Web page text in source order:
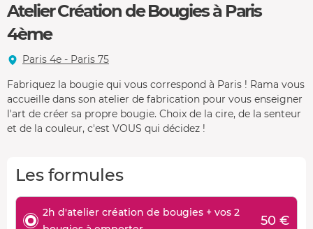
Atelier Création de Bougies à Paris
4ème
Paris 4e - Paris 75
Fabriquez la bougie qui vous correspond à Paris ! Rama vous
accueille dans son atelier de fabrication pour vous enseigner
l'art de créer sa propre bougie. Choix de la cire, de la senteur
et de la couleur, c'est VOUS qui décidez !
Les formules
2h d'atelier création de bougies + vos 2
50 €